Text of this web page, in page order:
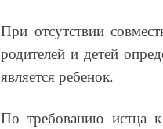
При отсутствии
родителей и детей
является ребенок.
По требованию истца